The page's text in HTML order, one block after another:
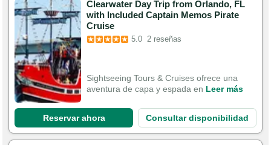
Clearwater Day Trip from Orlando, FL
with Included Captain Memos Pirate
Cruise
5.0 2 reseñas
Sightseeing Tours & Cruises ofrece una
aventura de capa y espada en Leer más
Reservar ahora Consultar disponibilidad